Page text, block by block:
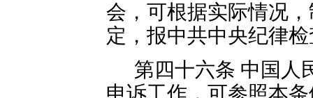
会，可根据实际情况
定，报中共中央纪律
第四十六条 中国人
申诉工作，可参照本